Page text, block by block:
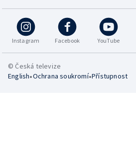
Instagram Facebook YouTube
© Česká televize
English•Ochrana soukromí•Přístupnost